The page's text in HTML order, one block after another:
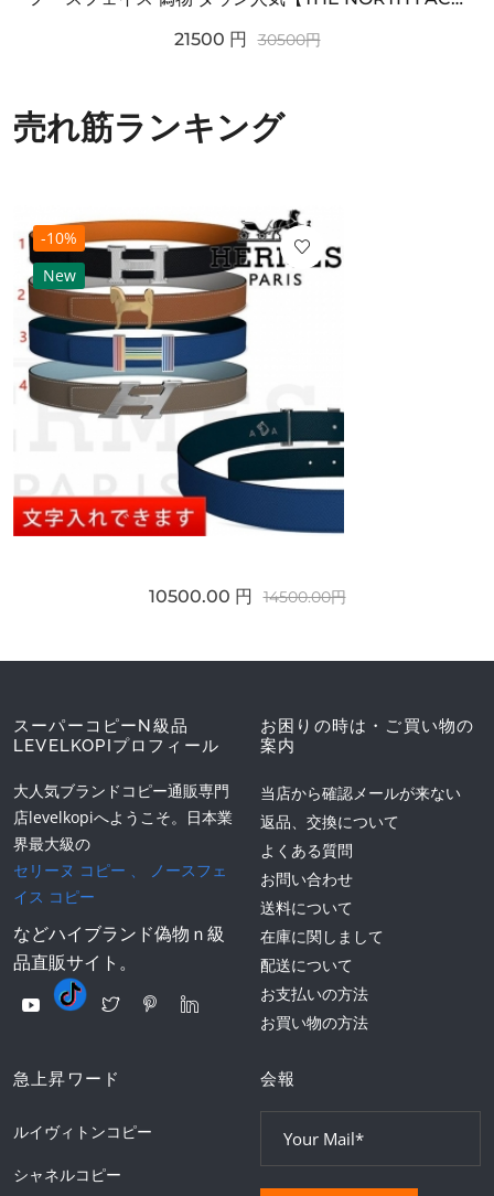
21500 円 30500円
売れ筋ランキング
-10%
New
10500.00 円 14500.00円
スーパーコピーN級品
LEVELKOPIプロフィール
大人気ブランドコピー通販専門
店levelkopiへようこそ。日本業
界最大級の
セリーヌ コピー 、
ノースフェ
イス コピー
などハイブランド偽物ｎ級
品直販サイト。
お困りの時は・ご買い物の
案内
当店から確認メールが来ない
返品、交換について
よくある質問
お問い合わせ
送料について
在庫に関しまして
配送について
お支払いの方法
お買い物の方法
急上昇ワード
ルイヴィトンコピー
シャネルコピー
会報